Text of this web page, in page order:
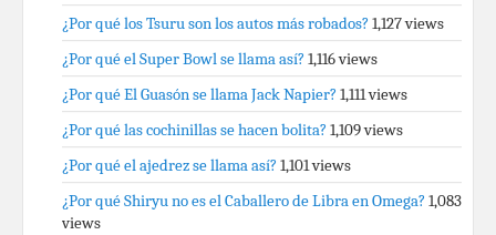
¿Por qué los Tsuru son los autos más robados? 1,127 views
¿Por qué el Super Bowl se llama así? 1,116 views
¿Por qué El Guasón se llama Jack Napier? 1,111 views
¿Por qué las cochinillas se hacen bolita? 1,109 views
¿Por qué el ajedrez se llama así? 1,101 views
¿Por qué Shiryu no es el Caballero de Libra en Omega? 1,083
views